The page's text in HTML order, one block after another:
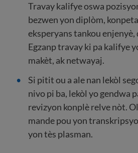
Travay kalifye oswa
bezwen yon diplòm,
eksperyans tankou enjenyè,
Egzanp travay ki pa kalifye
makèt, ak netwayaj.
Si pitit ou a ale nan lekòl
nivo pi ba, lekòl yo gendwa
revizyon konplè relve nòt.
mande pou yon
yon tès plasman.